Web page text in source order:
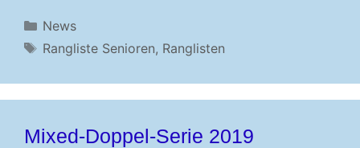
Kategorien
News
Schlagwörter
Rangliste Senioren, Ranglisten
Mixed-Doppel-Serie 2019